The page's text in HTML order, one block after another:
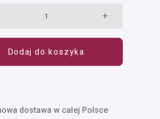
Dodaj do koszyka
dostawa w całej Polsce